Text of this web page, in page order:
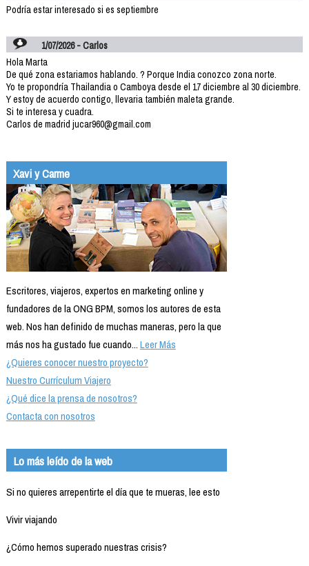
Podría estar interesado si es septiembre
1/07/2026 - Carlos
Hola Marta
De qué zona estariamos hablando. ? Porque India conozco zona norte.
Yo te propondría Thailandia o Camboya desde el 17 diciembre al 30 diciembre.
Y estoy de acuerdo contigo, llevaria también maleta grande.
Si te interesa y cuadra.
Carlos de madrid jucar960@gmail.com
Xavi y Carme
Escritores, viajeros, expertos en marketing online y
fundadores de la ONG BPM, somos los autores de esta
web. Nos han definido de muchas maneras, pero la que
más nos ha gustado fue cuando...Leer Más
¿Quieres conocer nuestro proyecto?
Nuestro Currículum Viajero
¿Qué dice la prensa de nosotros?
Contacta con nosotros
Lo más leído de la web
Si no quieres arrepentirte el día que te mueras, lee esto
Vivir viajando
¿Cómo hemos superado nuestras crisis?